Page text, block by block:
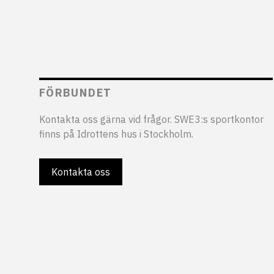
FÖRBUNDET
Kontakta oss gärna vid frågor. SWE3:s sportkontor
finns på Idrottens hus i Stockholm.
Kontakta oss